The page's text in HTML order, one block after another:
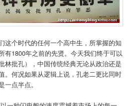
这个时代的任何一个高中生，所掌握的知
有1800年之前的先贤。今天我们终于可以
林批孔），中国传统经典无论从政治还是
。何况如果从逻辑上说，孔老二更比同时
点半点。